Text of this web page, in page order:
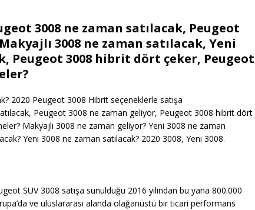
3008 ne zaman satılacak, Peugeot
3008 ne zaman satılacak, Yeni
Peugeot 3008 hibrit dört çeker, Peugeot
2020 Peugeot 3008 Hibrit seçeneklerle satışa
Peugeot 3008 ne zaman geliyor, Peugeot 3008 hibrit dört
Makyajlı 3008 ne zaman geliyor? Yeni 3008 ne zaman
Yeni 3008 ne zaman satılacak? 2020 3008, Yeni 3008.
SUV 3008 satışa sunulduğu 2016 yılından bu yana 800.000
ve uluslararası alanda olağanüstü bir ticari performans